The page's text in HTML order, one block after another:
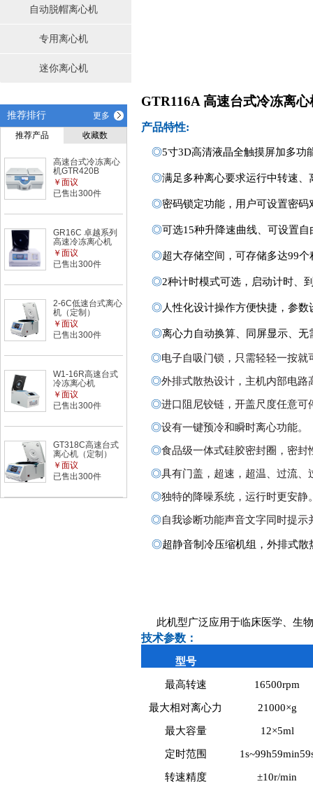
自动脱帽离心机
专用离心机
迷你离心机
推荐排行
更多
推荐产品
收藏数
高速台式冷冻离心
机GTR420B
￥面议
已售出300件
GR16C 卓越系列
高速冷冻离心机
￥面议
已售出300件
2-6C低速台式离心
机（定制）
￥面议
已售出300件
W1-16R高速台式
冷冻离心机
￥面议
已售出300件
GT318C高速台式
离心机（定制）
￥面议
已售出300件
GTR116A 高速台式冷冻离心
产品特性:
◎5寸3D高清液晶全触摸屏加多功
◎满足多种离心要求运行中转速
◎密码锁定功能，用户可设置密
◎可选15种升降速曲线 、可设置
◎超大存储空间，可存储多达99个
◎2种计时模式可选，启动计时、
◎人性化设计操作方便快捷，参
◎离心力自动换算、同屏显示、无
◎电子自吸门锁，只需轻轻一按
◎外排式散热设计，主机内部电
◎进口阻尼铰链，开盖尺度任意可
◎设有一键预冷和瞬时离心功能。
◎食品级一体式硅胶密封圈，密封
◎具有门盖，超速，超温、过流
◎独特的降噪系统，运行时更安静
◎自我诊断功能声音文字同时提
◎超静音制冷压缩机组，外排式
此机型广泛应用于临床医学、生
技术参数：
型号
最高转速 16500rpm
最大相对离心力 21000×g
最大容量 12×5ml
定时范围
转速精度 ±10r/min